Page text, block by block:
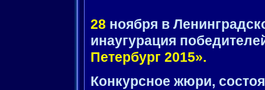
28 ноября в
инаугурация
Петербург 2015».
Конкурсное жюри,